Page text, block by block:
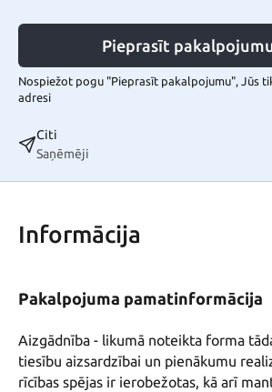
Pieprasīt pakalpojumu
Nospiežot pogu "Pieprasīt pakalpojumu", Jūs
adresi
Citi
Saņēmēji
Informācija
Pakalpojuma pamatinformācija
Aizgādnība - likumā noteikta forma
tiesību aizsardzībai un pienākumu
rīcības spējas ir ierobežotas, kā arī